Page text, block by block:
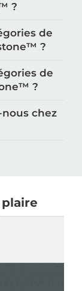
?
de
?
de
?
chez